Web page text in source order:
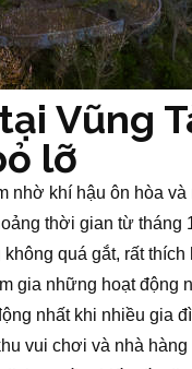
Vũng
lỡ
nhờ khí hậu ôn hòa và
thời gian từ tháng
quá gắt, rất thích
gia những hoạt động
nhất khi nhiều gia
vui chơi và nhà